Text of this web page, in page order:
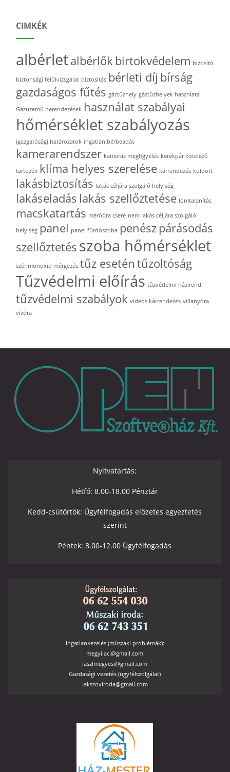
CIMKÉK
albérletalbérlők birtokvédelem bizosító
biztonsági felülvizsgálat biztosítás bérleti díj bírság
gazdaságos fűtés gáztűzhely gáztűzhelyek hasznlata
Gázüzemű berendezések használat szabályai
hőmérséklet szabályozás
igazgatósági határozatok ingatlan bérbeadás
kamerarendszer kamerás megfigyelés kerékpár kötelező
tartozék klíma helyes szerelése kárrendezés küldött
lakásbiztosítás lakás céljára szolgáló helyiség
lakáseladás lakás szellőztetése lomtalanítás
macskatartás mérőóra csere nem lakás céljára szolgáló
helyiség panel panel fürdőszoba penész párásodás
szellőztetés szoba hőmérséklet
szénmonoxid mérgezés tűz esetén tűzoltóság
Tűzvédelmi előírás tűzvédelmi házirend
tűzvédelmi szabályok videós kárrendezés villanyóra
vízóra
Nyitvatartás:
Hétfő: 8.00-18.00 Pénztár
Kedd-csütörtök: Ügyfélfogadás előzetes egyeztetés
szerint
Péntek: 8.00-12.00 Ügyfélfogadás
Ingatlankezelés (műszaki problémák):
megyilaci@gmail.com
laszlmegyesi@gmail.com
Gazdasági vezetés (ügyfélszolgálat)
lakszoviroda@gmail.com